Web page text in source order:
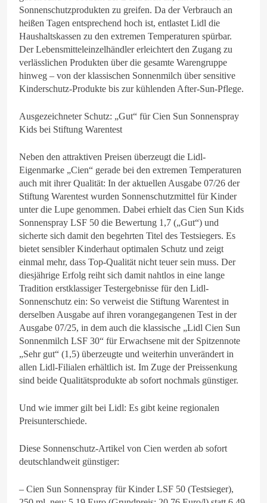
Sonnenschutzprodukten zu greifen. Da der Verbrauch an
heißen Tagen entsprechend hoch ist, entlastet Lidl die
Haushaltskassen zu den extremen Temperaturen spürbar.
Der Lebensmitteleinzelhändler erleichtert den Zugang zu
verlässlichen Produkten über die gesamte Warengruppe
hinweg – von der klassischen Sonnenmilch über sensitive
Kinderschutz-Produkte bis zur kühlenden After-Sun-Pflege.
Ausgezeichneter Schutz: „Gut“ für Cien Sun Sonnenspray
Kids bei Stiftung Warentest
Neben den attraktiven Preisen überzeugt die Lidl-
Eigenmarke „Cien“ gerade bei den extremen Temperaturen
auch mit ihrer Qualität: In der aktuellen Ausgabe 07/26 der
Stiftung Warentest wurden Sonnenschutzmittel für Kinder
unter die Lupe genommen. Dabei erhielt das Cien Sun Kids
Sonnenspray LSF 50 die Bewertung 1,7 („Gut“) und
sicherte sich damit den begehrten Titel des Testsiegers. Es
bietet sensibler Kinderhaut optimalen Schutz und zeigt
einmal mehr, dass Top-Qualität nicht teuer sein muss. Der
diesjährige Erfolg reiht sich damit nahtlos in eine lange
Tradition erstklassiger Testergebnisse für den Lidl-
Sonnenschutz ein: So verweist die Stiftung Warentest in
derselben Ausgabe auf ihren vorangegangenen Test in der
Ausgabe 07/25, in dem auch die klassische „Lidl Cien Sun
Sonnenmilch LSF 30“ für Erwachsene mit der Spitzennote
„Sehr gut“ (1,5) überzeugte und weiterhin unverändert in
allen Lidl-Filialen erhältlich ist. Im Zuge der Preissenkung
sind beide Qualitätsprodukte ab sofort nochmals günstiger.
Und wie immer gilt bei Lidl: Es gibt keine regionalen
Preisunterschiede.
Diese Sonnenschutz-Artikel von Cien werden ab sofort
deutschlandweit günstiger:
– Cien Sun Sonnenspray für Kinder LSF 50 (Testsieger),